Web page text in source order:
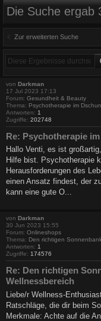
Die Suche ergab
Zur erweiterten Suche
von Darkman
17 Jul 2023 17:13
Forum: Gesundheit & Beauty
Thema: Psychotherapie im
Antworten: 1
Zugriffe: 202748
Re: Psychotherapie
Hallo Venti, es ist
Hilfe bist. Psychotherapie
Herausforderungen des
einen Ansatz findest, der
kann eine gute O...
von Darkman
30 Jun 2023 15:55
Forum: Onlineshops
Thema: Den richtigen
Antworten: 1
Zugriffe: 174576
Re: Den richtigen
Wellnessbereich
Liebe/r Wellness-
Ratschläge, die dir beim
Merkmale: Achte auf die